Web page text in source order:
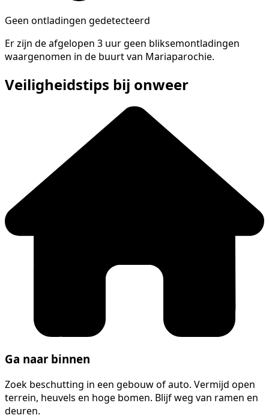
Geen ontladingen gedetecteerd
Er zijn de afgelopen 3 uur geen bliksemontladingen
waargenomen in de buurt van Mariaparochie.
Veiligheidstips bij onweer
Ga naar binnen
Zoek beschutting in een gebouw of auto. Vermijd open
terrein, heuvels en hoge bomen. Blijf weg van ramen en
deuren.